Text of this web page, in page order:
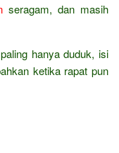
seragam, dan masih
hanya duduk, isi
ketika rapat pun